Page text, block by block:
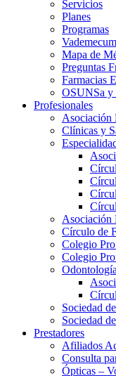
Servicios
Planes
Programas
Vademecum
Mapa de
Preguntas
Farmacias
OSUNSa y
Profesionales
Asociación
Clínicas y
Asociación
Círculo de
Colegio
Colegio
Odontología
Sociedad
Sociedad
Prestadores
Afiliados
Consulta
Ópticas –